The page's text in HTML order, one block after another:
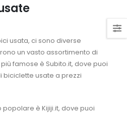
usata, ci sono diverse
un vasto assortimento di
famose è Subito.it, dove puoi
biciclette usate a prezzi
è Kijiji.it, dove puoi